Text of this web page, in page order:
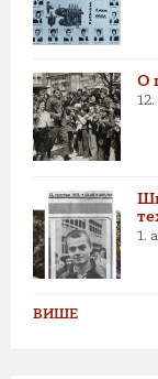
О
12.
1.
ВИШЕ